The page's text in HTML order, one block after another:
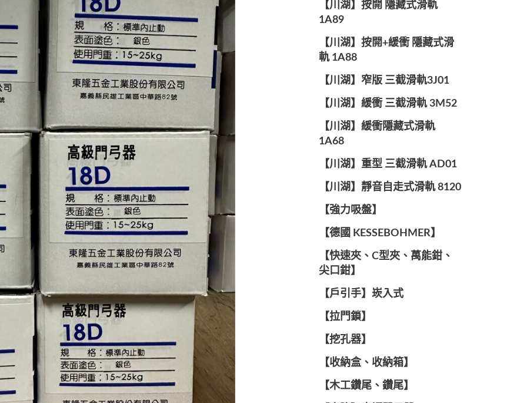
【川湖】按開 隱藏式滑軌
1A89
【川湖】按開+緩衝 隱藏式滑
軌 1A88
【川湖】窄版 三截滑軌3J01
【川湖】緩衝 三截滑軌 3M52
【川湖】緩衝隱藏式滑軌
1A68
【川湖】重型 三截滑軌 AD01
【川湖】靜音自走式滑軌 8120
【強力吸盤】
【德國 KESSEBOHMER】
【快速夾、C型夾、萬能鉗、
尖口鉗】
【戶引手】崁入式
【拉門鎖】
【挖孔器】
【收納盒、收納箱】
【木工鑽尾、鑽尾】